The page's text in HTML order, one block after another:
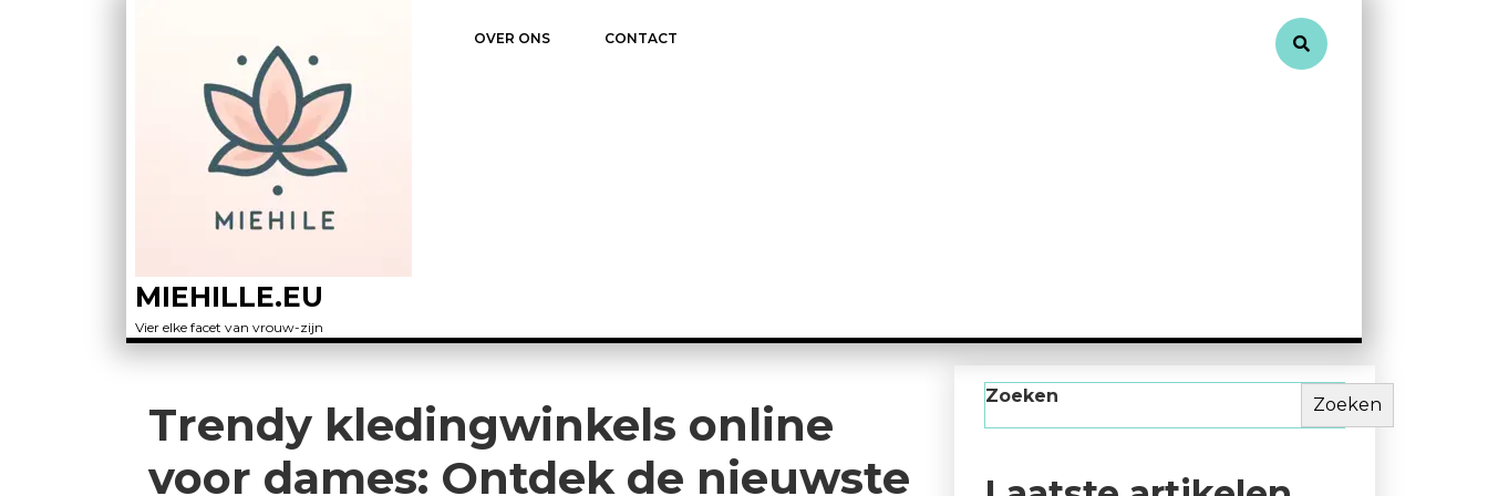
MIEHILLE.EU
Vier elke facet van vrouw-zijn
OVER ONS CONTACT
Trendy kledingwinkels online
voor dames: Ontdek de nieuwste
Zoeken Zoeken